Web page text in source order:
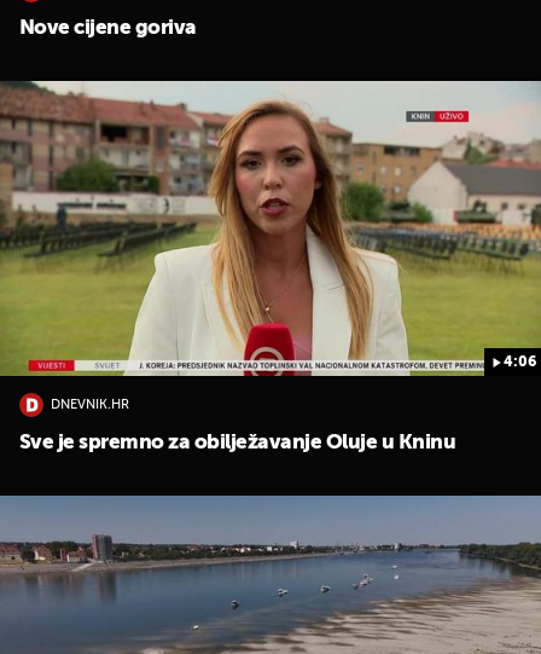
Nove cijene goriva
4:06
DNEVNIK.HR
Sve je spremno za obilježavanje Oluje u Kninu